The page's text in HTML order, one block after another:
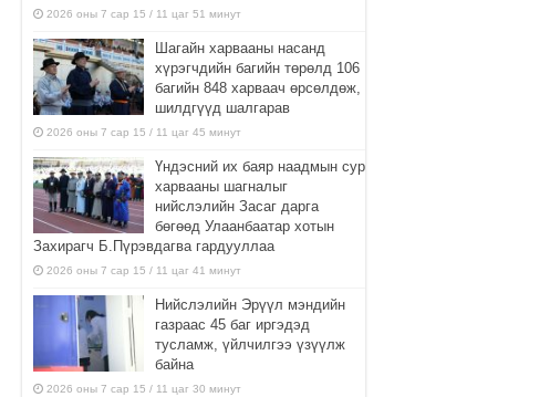
2026 оны 7 сар 15 / 11 цаг 51 минут
Шагайн харвааны насанд
хүрэгчдийн багийн төрөлд 106
багийн 848 харваач өрсөлдөж,
шилдгүүд шалгарав
2026 оны 7 сар 15 / 11 цаг 45 минут
Үндэсний их баяр наадмын сур
харвааны шагналыг
нийслэлийн Засаг дарга
бөгөөд Улаанбаатар хотын
Захирагч Б.Пүрэвдагва гардууллаа
2026 оны 7 сар 15 / 11 цаг 41 минут
Нийслэлийн Эрүүл мэндийн
газраас 45 баг иргэдэд
тусламж, үйлчилгээ үзүүлж
байна
2026 оны 7 сар 15 / 11 цаг 30 минут